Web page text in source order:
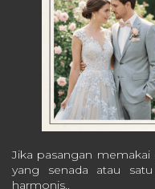
Jika pasangan
yang senada atau
harmonis..